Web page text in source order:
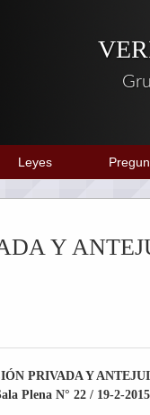
Leyes
Y
PRIVADA Y
Plena N° 22 / 19-2-2015